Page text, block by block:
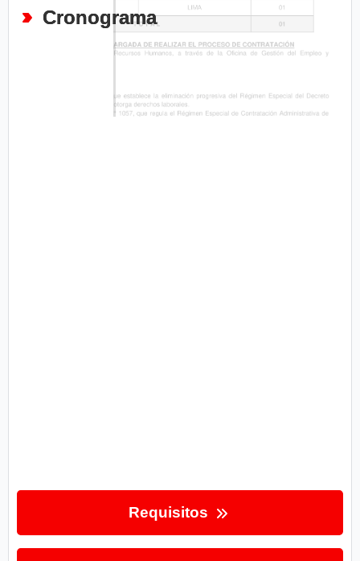
Cronograma
Requisitos